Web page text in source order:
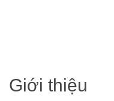
Giới thiệu